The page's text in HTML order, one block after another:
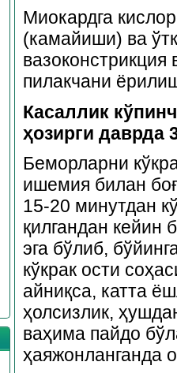
Миокардга
(камайиши) ва
вазоконстрикция
пилакчани
Касаллик
ҳозирги даврда
Беморларни
ишемия билан
15-20 минутдан
қилгандан кейин
эга бўлиб,
кўкрак ости
айниқса, катта
ҳолсизлик,
ваҳима пайдо
ҳаяжонланганда